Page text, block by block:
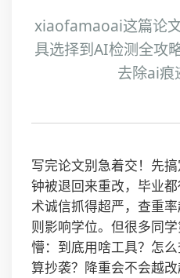
xiaofamaoai这篇论
具选择到AI检测全攻
去除ai痕
写完论文别急着交！先
钟被退回来重改，毕业
术诚信抓得超严，查重
则影响学位。但很多同
懵：到底用啥工具？怎
算抄袭？降重会不会越